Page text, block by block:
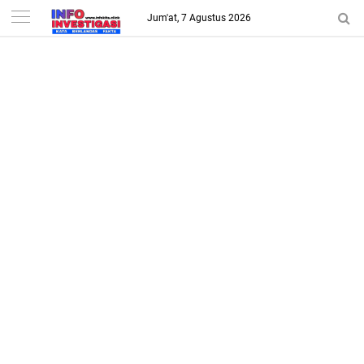
-->
Jum'at, 7 Agustus 2026